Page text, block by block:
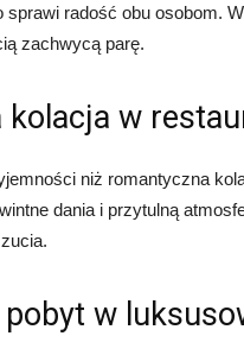
radość obu osobom.
zachwycą parę.
kolacja w
niż romantyczna
dania i przytulną
w